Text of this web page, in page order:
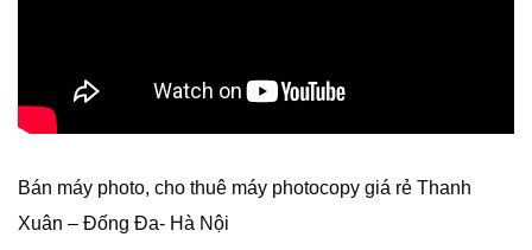
Bán máy photo, cho thuê máy photocopy giá rẻ Thanh
Xuân – Đống Đa- Hà Nội